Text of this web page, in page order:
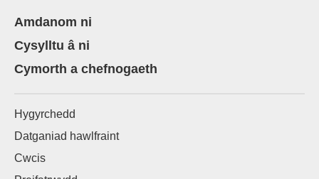
Amdanom ni
Cysylltu â ni
Cymorth a chefnogaeth
Hygyrchedd
Datganiad hawlfraint
Cwcis